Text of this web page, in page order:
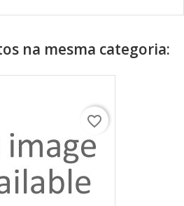
na mesma categoria:
favorite_border